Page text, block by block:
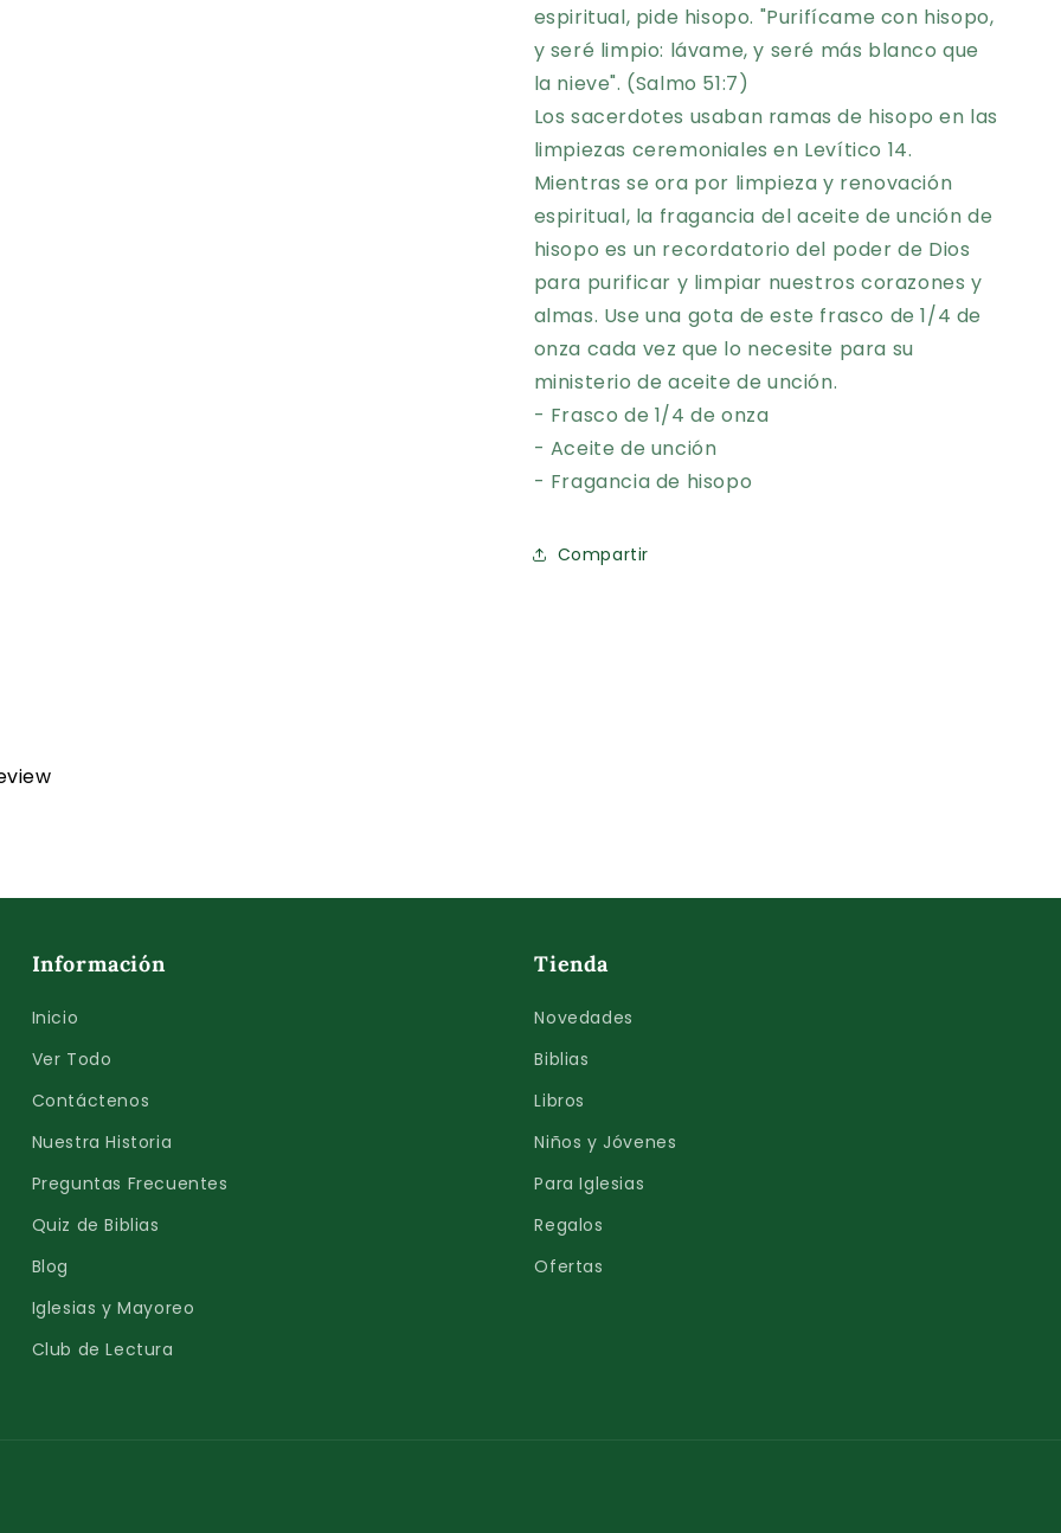
espiritual, pide hisopo. "Purifícame con hisopo,
y seré limpio: lávame, y seré más blanco que
la nieve". (Salmo 51:7)
Los sacerdotes usaban ramas de hisopo en las
limpiezas ceremoniales en Levítico 14.
Mientras se ora por limpieza y renovación
espiritual, la fragancia del aceite de unción de
hisopo es un recordatorio del poder de Dios
para purificar y limpiar nuestros corazones y
almas. Use una gota de este frasco de 1/4 de
onza cada vez que lo necesite para su
ministerio de aceite de unción.
- Frasco de 1/4 de onza
- Aceite de unción
- Fragancia de hisopo
Compartir
Información
Inicio
Ver Todo
Contáctenos
Nuestra Historia
Preguntas Frecuentes
Quiz de Biblias
Blog
Iglesias y Mayoreo
Club de Lectura
Tienda
Novedades
Biblias
Libros
Niños y Jóvenes
Para Iglesias
Regalos
Ofertas